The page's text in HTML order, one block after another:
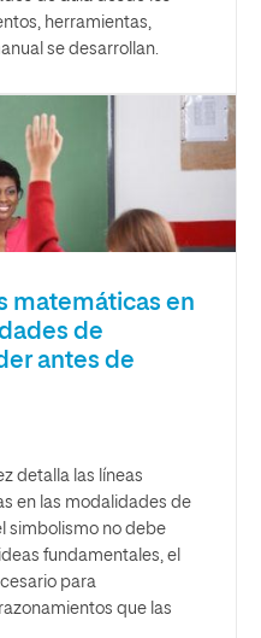
herramientas,
se desarrollan.
matemáticas en
de
antes de
detalla las líneas
en las modalidades de
simbolismo no debe
fundamentales, el
para
que las